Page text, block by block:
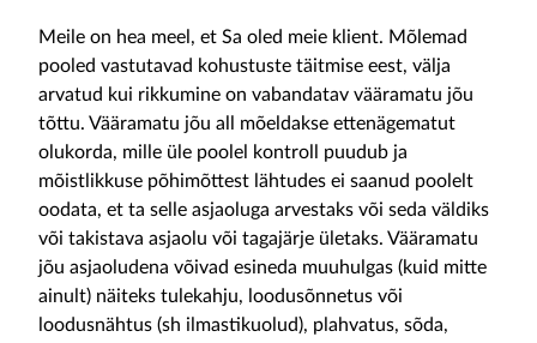
Meile on hea meel, et Sa oled meie klient. Mõlemad
pooled vastutavad kohustuste täitmise eest, välja
arvatud kui rikkumine on vabandatav vääramatu jõu
tõttu. Vääramatu jõu all mõeldakse ettenägematut
olukorda, mille üle poolel kontroll puudub ja
mõistlikkuse põhimõttest lähtudes ei saanud poolelt
oodata, et ta selle asjaoluga arvestaks või seda väldiks
või takistava asjaolu või tagajärje ületaks. Vääramatu
jõu asjaoludena võivad esineda muuhulgas (kuid mitte
ainult) näiteks tulekahju, loodusõnnetus või
loodusnähtus (sh ilmastikuolud), plahvatus, sõda,